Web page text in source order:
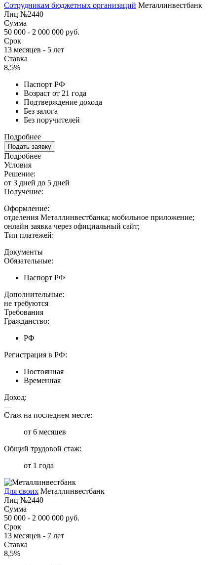
Сотрудникам бюджетных организаций Металлинвестбанк
Лиц №2440
Сумма
50 000 - 2 000 000 руб.
Срок
13 месяцев - 5 лет
Ставка
8,5%
Паспорт РФ
Возраст от 21 года
Подтверждение дохода
Без залога
Без поручителей
Подробнее
Подать заявку
Подробнее
Условия
Решение:
от 3 дней до 5 дней
Получение:
Оформление:
отделения Металлинвестбанка; мобильное приложение;
онлайн заявка через официальный сайт;
Тип платежей:
Документы
Обязательные:
Паспорт РФ
Дополнительные:
не требуются
Требования
Гражданство:
РФ
Регистрация в РФ:
Постоянная
Временная
Доход:
—
Стаж на последнем месте:
от 6 месяцев
Общий трудовой стаж:
от 1 года
Для своих Металлинвестбанк
Лиц №2440
Сумма
50 000 - 2 000 000 руб.
Срок
13 месяцев - 7 лет
Ставка
8,5%